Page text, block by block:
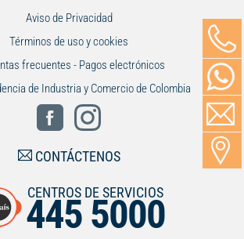
Aviso de Privacidad
Términos de uso y cookies
frecuentes - Pagos electrónicos
de Industria y Comercio de Colombia
CONTÁCTENOS
CENTROS DE SERVICIOS
445 5000